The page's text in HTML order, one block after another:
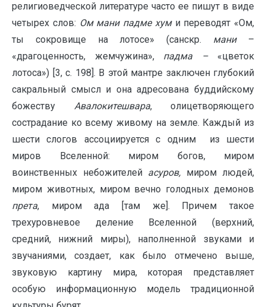
религиоведческой литературе часто ее пишут в виде
четырех слов: Ом мани падме хум и переводят «Ом,
ты сокровище на лотосе» (санскр. мани–
«драгоценность, жемчужина», падма – «цветок
лотоса») [3, с. 198]. В этой мантре заключен глубокий
сакральный смысл и она адресована буддийскому
божеству Авалокитешвара, олицетворяющего
сострадание ко всему живому на земле. Каждый из
шести слогов ассоциируется с одним из шести
миров Вселенной: миром богов, миром
воинственных небожителей асуров, миром людей,
миром животных, миром вечно голодных демонов
прета, миром ада [там же]. Причем такое
трехуровневое деление Вселенной (верхний,
средний, нижний миры), наполненной звуками и
звучаниями, создает, как было отмечено выше,
звуковую картину мира, которая представляет
особую информационную модель традиционной